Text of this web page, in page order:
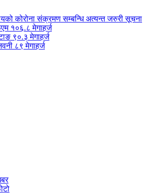
कोरोना संक्रमण सम्बन्धि अत्यन्त जरुरी सूचना
१०६.८ मेगाहर्ज
९०.३ मेगाहर्ज
८९ मेगाहर्ज